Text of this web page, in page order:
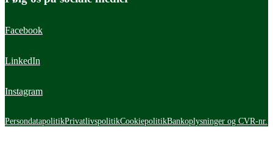
Facebook
LinkedIn
Instagram
PersondatapolitikPrivatlivspolitikCookiepolitikBankoplysninger og CVR-nr.